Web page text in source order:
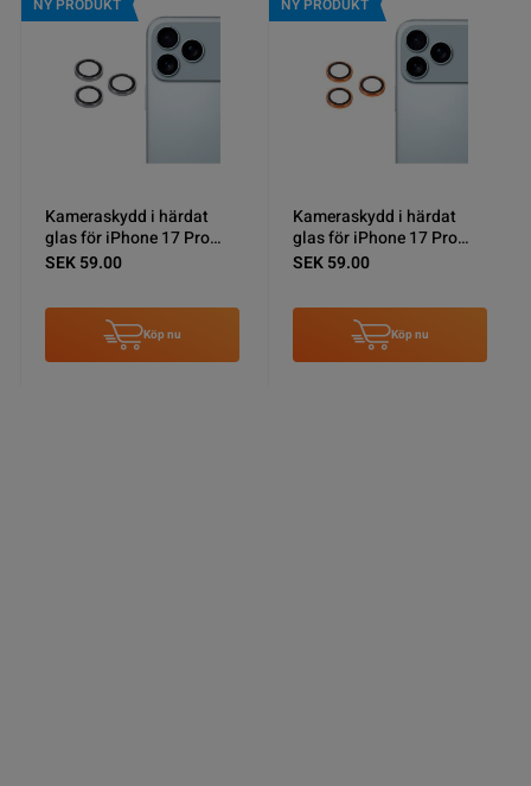
Kameraskydd i härdat
glas för iPhone 17 Pro
Max - Grå titanium
SEK 59.00
Köp nu
Kameraskydd i härdat
glas för iPhone 17 Pro
Max - Orange
SEK 59.00
Köp nu